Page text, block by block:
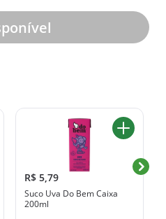
R$ 5,79
Suco Uva Do Bem Caixa
200ml